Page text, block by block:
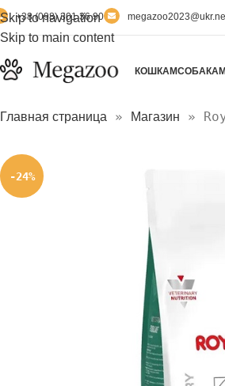
Skip to navigation
Skip to main content
+38 (098) 301 36 90
КОШКАМСОБАКАМ
Главная страница » Магазин »
-24%